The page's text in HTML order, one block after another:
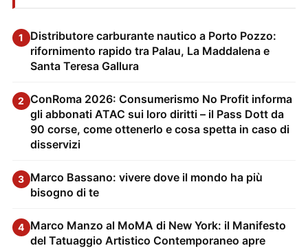
1
Distributore carburante nautico a Porto Pozzo:
rifornimento rapido tra Palau, La Maddalena e
Santa Teresa Gallura
2 ConRoma 2026: Consumerismo No Profit informa
gli abbonati ATAC sui loro diritti – il Pass Dott da
90 corse, come ottenerlo e cosa spetta in caso di
disservizi
3 Marco Bassano: vivere dove il mondo ha più
bisogno di te
4 Marco Manzo al MoMA di New York: il Manifesto
del Tatuaggio Artistico Contemporaneo apre